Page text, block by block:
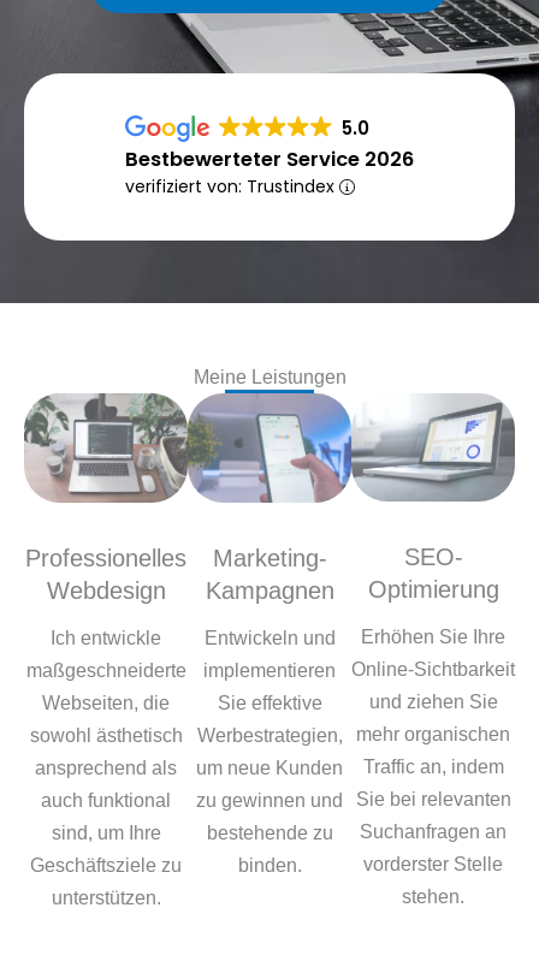
5.0
Bestbewerteter Service 2026
verifiziert von: Trustindex
Meine Leistungen
Professionelles
Webdesign
Ich entwickle
maßgeschneiderte
Webseiten, die
sowohl ästhetisch
ansprechend als
auch funktional
sind, um Ihre
Geschäftsziele zu
unterstützen.
Marketing-
Kampagnen
Entwickeln und
implementieren
Sie effektive
Werbestrategien,
um neue Kunden
zu gewinnen und
bestehende zu
binden.
SEO-
Optimierung
Erhöhen Sie Ihre
Online-Sichtbarkeit
und ziehen Sie
mehr organischen
Traffic an, indem
Sie bei relevanten
Suchanfragen an
vorderster Stelle
stehen.